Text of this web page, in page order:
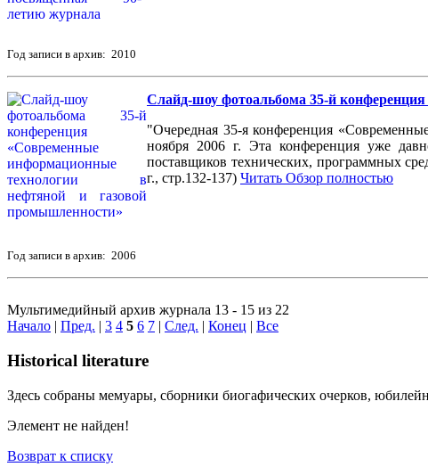
Год записи в архив: 2010
Слайд-шоу фотоальбома 35-й
"Очередная 35-я конференция
ноября 2006 г. Эта конференция уже
поставщиков технических, программных
г., стр.132-137) Читать Обзор полностью
Год записи в архив: 2006
Мультимедийный архив журнала 13 - 15 из 22
Начало | Пред. | 3 4 5 6 7 | След. | Конец | Все
Historical literature
Здесь собраны мемуары, сборники биогафических очерков,
Элемент не найден!
Возврат к списку